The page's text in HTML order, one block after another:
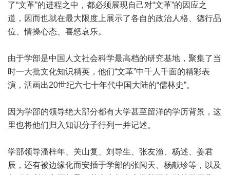
了“文革”的进程之中，都必须展现自己对“文革”的因应之
道，因而也就在最大限度上展示了各自的政治人格、德行品
位、情操心态、喜怒哀乐。
由于学部是中国人文社会科学最高档的研究基地，聚集了当
时一大批文化知识精英，他们“文革”中千人千面的精彩表
演，活画出20世纪六七十年代中国大陆的“儒林史”。
因为学部的领导绝大部分都有大学甚至留洋的学历背景，这
里也将他们归入知识分子行列一并记述。
学部领导潘梓年、关山复、刘导生、张友渔、杨述、姜君
辰，还有被边缘化而安插于学部的张闻天、杨献珍等，以及